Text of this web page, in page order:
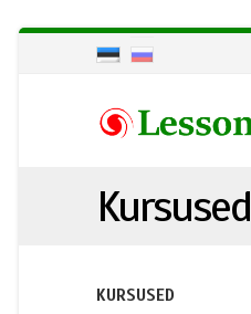
Kursused
KURSUSED